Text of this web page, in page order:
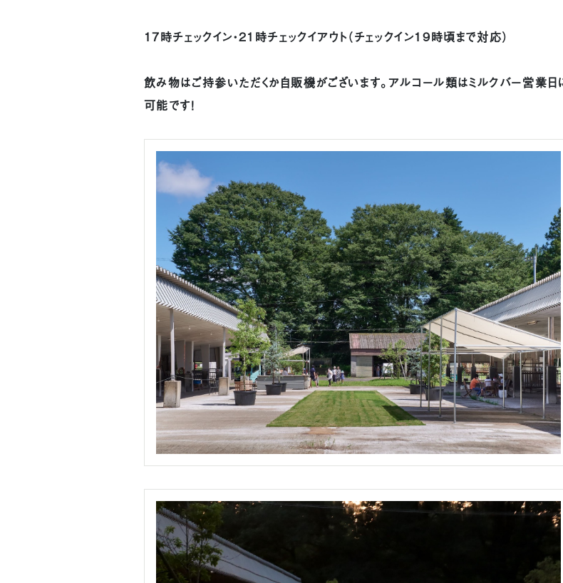
17時チェックイン・21時チェックイアウト（チェックイン19時頃まで対応）
飲み物はご持参いただくか自販機がございます。アルコール類はミルクバー営業
可能です！